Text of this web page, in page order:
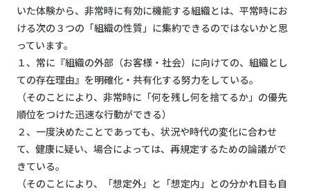
いた体験から、非常時に有効に機能する組織とは、平常時にお
ける次の３つの「組織の性質」に集約できるのではないかと思
っています。
１、常に『組織の外部（お客様・社会）に向けての、組織とし
ての存在理由』を明確化・共有化する努力をしている。
（そのことにより、非常時に「何を残し何を捨てるか」の優先
順位をつけた迅速な行動ができる）
２、一度決めたことであっても、状況や時代の変化に合わせ
て、健康に疑い、場合によっては、再規定するための論議がで
きている。
（そのことにより、「想定外」と「想定内」との分かれ目も自